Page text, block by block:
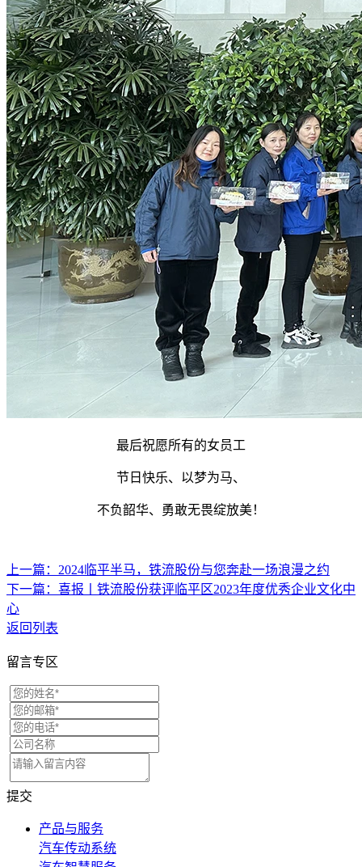
最后祝愿所有的女员工
节日快乐、以梦为马、
不负韶华、勇敢无畏绽放美！
上一篇：2024临平半马，铁流股份与您奔赴一场浪漫之约
下一篇：喜报丨铁流股份获评临平区2023年度优秀企业文化中
心
返回列表
留言专区
提交
产品与服务
汽车传动系统